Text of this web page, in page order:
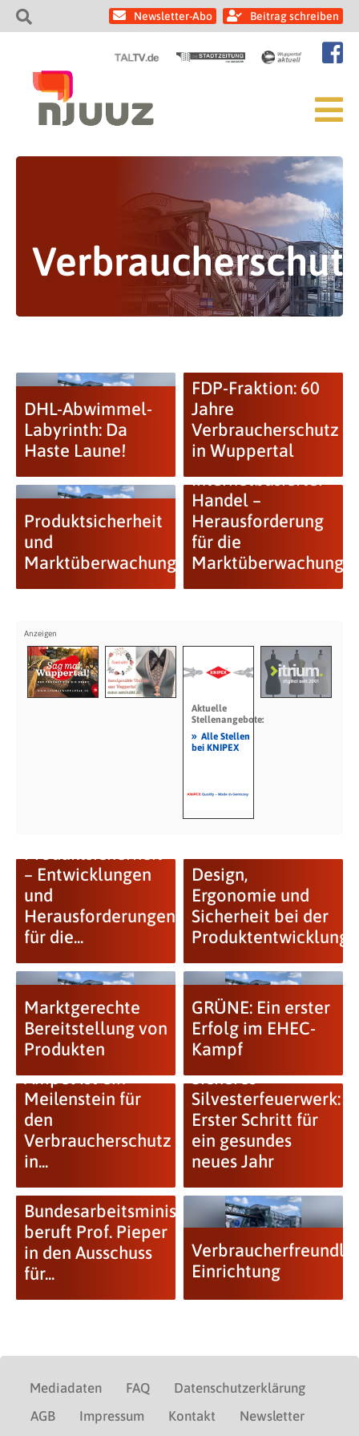
Newsletter-Abo Beitrag schreiben
DHL-Abwimmel-
Labyrinth: Da
Haste Laune!
FDP-Fraktion: 60
Jahre
Verbraucherschutz
in Wuppertal
Produktsicherheit
und
Marktüberwachung
Internetbasierter
Handel –
Herausforderung
für die
Marktüberwachung
Aktuelle
Stellenangebote:
» Alle Stellen
bei KNIPEX
– Entwicklungen
und
Herausforderungen
für die...
Design,
Ergonomie und
Sicherheit bei der
Produktentwicklung
Marktgerechte
Bereitstellung von
Produkten
GRÜNE: Ein erster
Erfolg im EHEC-
Kampf
GRÜNE:
Restaurant-
Ampel ist ein
Meilenstein für
den
Verbraucherschutz
in...
Sicheres
Silvesterfeuerwerk:
Erster Schritt für
ein gesundes
neues Jahr
Bundesarbeitsministerium
beruft Prof. Pieper
in den Ausschuss
für...
Einrichtung
Mediadaten FAQ
Datenschutzerklärung
AGB
Impressum Kontakt Newsletter